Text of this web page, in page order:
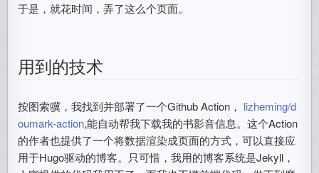
于是，就花时间，弄了这么个页面。
用到的技术
按图索骥，我找到并部署了一个Github Action， lizheming/d
oumark-action,能自动帮我下载我的书影音信息。这个Action
的作者也提供了一个将数据渲染成页面的方式，可以直接应
用于Hugo驱动的博客。只可惜，我用的博客系统是Jekyll，